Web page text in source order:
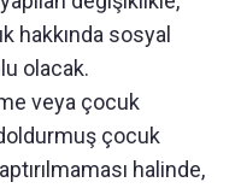
hakkında sosyal
olacak.
veya çocuk
çocuk
halinde,